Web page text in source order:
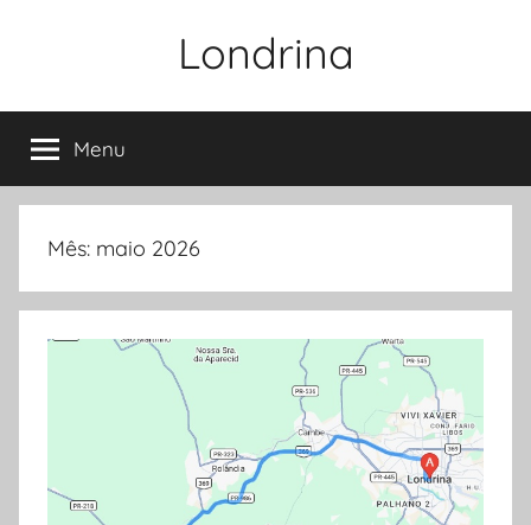
conteúdo
Londrina
Menu
Mês: maio 2026